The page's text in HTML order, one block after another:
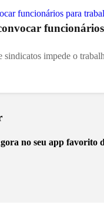
sindicatos impede o
no seu app favorito